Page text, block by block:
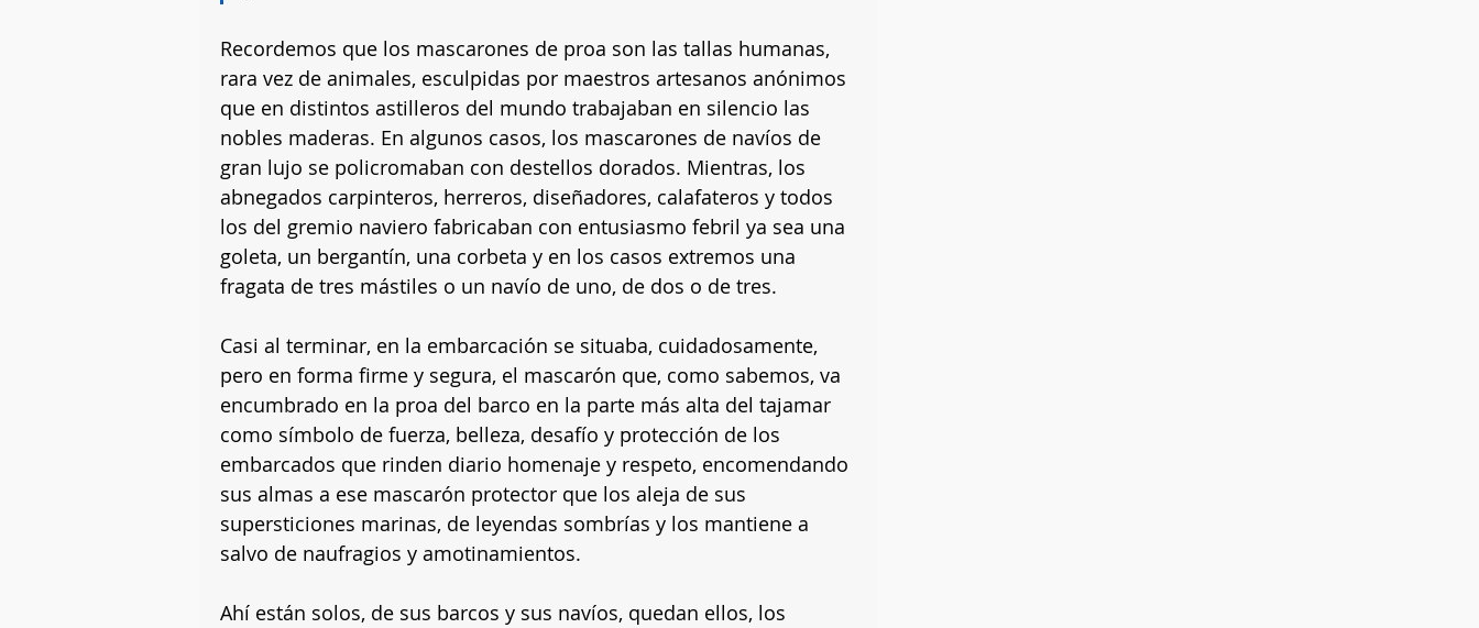
Recordemos que los mascarones de proa son las tallas humanas,
rara vez de animales, esculpidas por maestros artesanos anónimos
que en distintos astilleros del mundo trabajaban en silencio las
nobles maderas. En algunos casos, los mascarones de navíos de
gran lujo se policromaban con destellos dorados. Mientras, los
abnegados carpinteros, herreros, diseñadores, calafateros y todos
los del gremio naviero fabricaban con entusiasmo febril ya sea una
goleta, un bergantín, una corbeta y en los casos extremos una
fragata de tres mástiles o un navío de uno, de dos o de tres.
Casi al terminar, en la embarcación se situaba, cuidadosamente,
pero en forma firme y segura, el mascarón que, como sabemos, va
encumbrado en la proa del barco en la parte más alta del tajamar
como símbolo de fuerza, belleza, desafío y protección de los
embarcados que rinden diario homenaje y respeto, encomendando
sus almas a ese mascarón protector que los aleja de sus
supersticiones marinas, de leyendas sombrías y los mantiene a
salvo de naufragios y amotinamientos.
Ahí están solos, de sus barcos y sus navíos, quedan ellos, los